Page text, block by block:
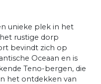
unieke plek in het
rustige dorp
bevindt zich op
Oceaan en is
Teno-bergen, die
het ontdekken van